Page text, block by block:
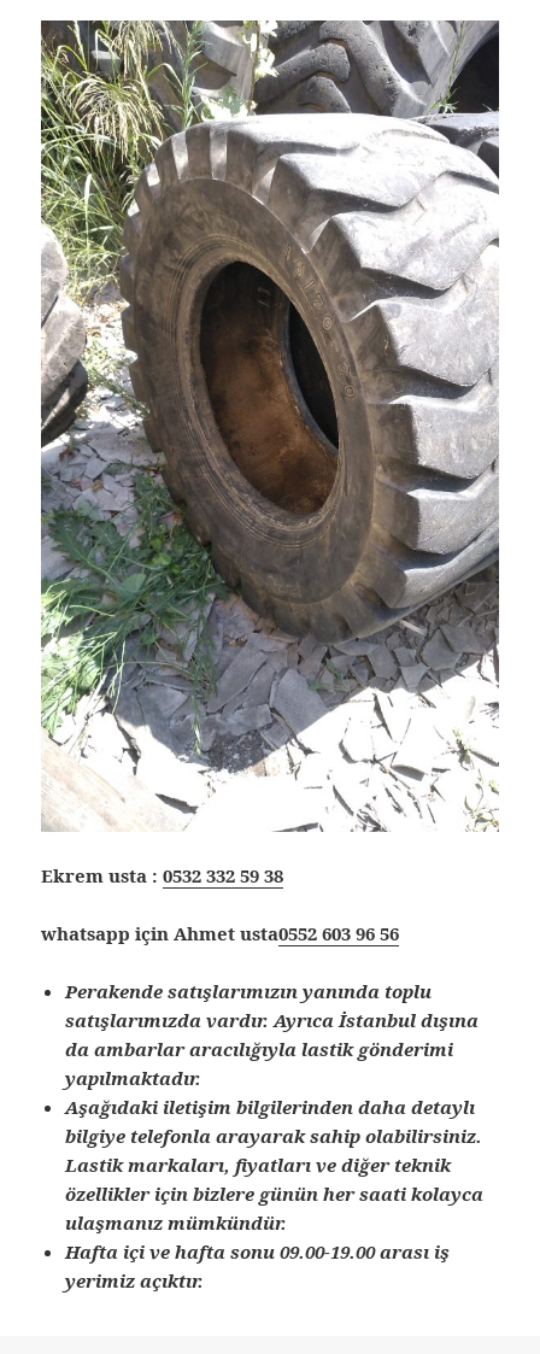
Ekrem usta :0532 332 59 38
whatsapp için Ahmet usta0552 603 96 56
Perakende satışlarımızın yanında toplu
satışlarımızda vardır. Ayrıca İstanbul dışına
da ambarlar aracılığıyla lastik gönderimi
yapılmaktadır.
Aşağıdaki iletişim bilgilerinden daha detaylı
bilgiye telefonla arayarak sahip olabilirsiniz.
Lastik markaları, fiyatları ve diğer teknik
özellikler için bizlere günün her saati kolayca
ulaşmanız mümkündür.
Hafta içi ve hafta sonu 09.00-19.00 arası iş
yerimiz açıktır.